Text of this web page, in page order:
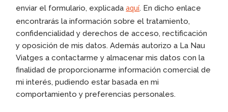
enviar el formulario, explicadaaquí. En dicho enlace
encontrarás la información sobre el tratamiento,
confidencialidad y derechos de acceso, rectificación
y oposición de mis datos. Además autorizo a La Nau
Viatges a contactarme y almacenar mis datos con la
finalidad de proporcionarme información comercial de
mi interés, pudiendo estar basada en mi
comportamiento y preferencias personales.